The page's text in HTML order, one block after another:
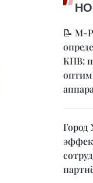
📝 М-
КПВ: